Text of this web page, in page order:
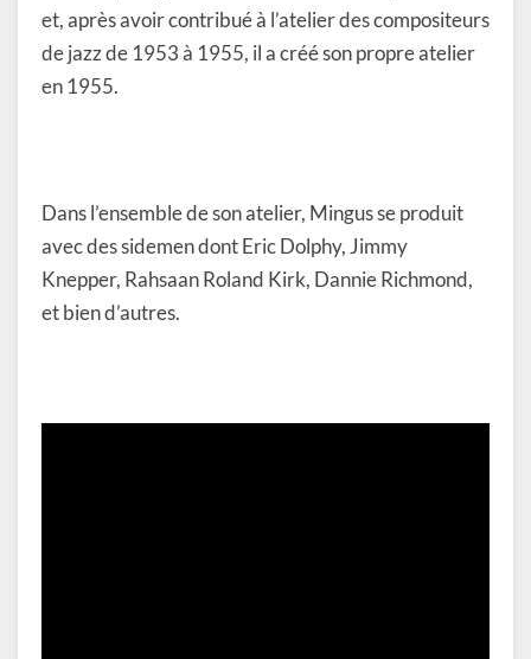
et, après avoir contribué à l’atelier des compositeurs
de jazz de 1953 à 1955, il a créé son propre atelier
en 1955.
Dans l’ensemble de son atelier, Mingus se produit
avec des sidemen dont Eric Dolphy, Jimmy
Knepper, Rahsaan Roland Kirk, Dannie Richmond,
et bien d’autres.